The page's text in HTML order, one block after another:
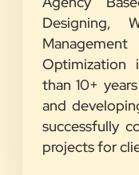
Designing,
Optimization
than 10+
and
successfully
projects for